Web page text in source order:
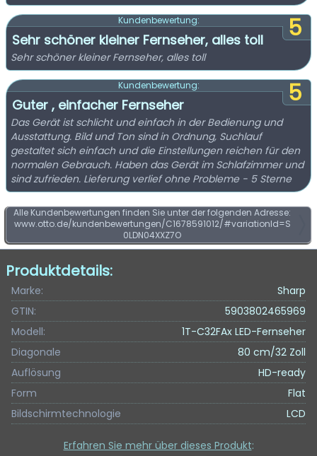
5
Kundenbewertung:
Sehr schöner kleiner Fernseher, alles toll
Sehr schöner kleiner Fernseher, alles toll
5
Kundenbewertung:
Guter , einfacher Fernseher
Das Gerät ist schlicht und einfach in der Bedienung und
Ausstattung. Bild und Ton sind in Ordnung, Suchlauf
gestaltet sich einfach und die Einstellungen reichen für den
normalen Gebrauch. Haben das Gerät im Schlafzimmer und
sind zufrieden. Lieferung verlief ohne Probleme - 5 Sterne
Alle Kundenbewertungen finden Sie unter der folgenden Adresse:
www.otto.de/kundenbewertungen/C1678591012/#variationId=S
0LDN04XXZ7O
Produktdetails:
Marke:
Sharp
GTIN:
5903802465969
Modell:
1T-C32FAx LED-Fernseher
Diagonale
80 cm/32 Zoll
Auflösung
HD-ready
Form
Flat
Bildschirmtechnologie
LCD
Erfahren Sie mehr über dieses Produkt: